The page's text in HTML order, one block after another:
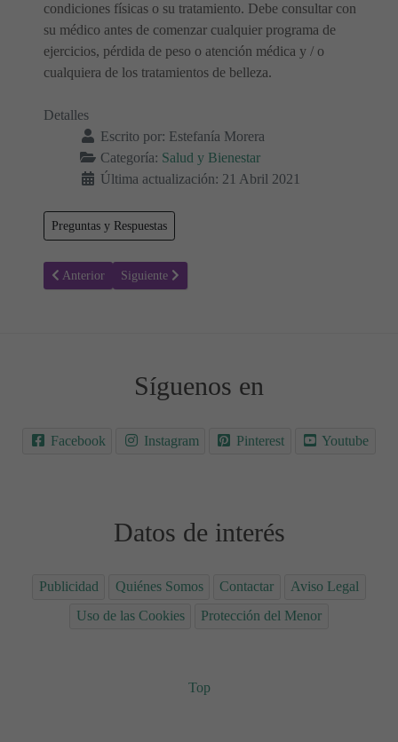
condiciones físicas o su tratamiento. Debe consultar con
su médico antes de comenzar cualquier programa de
ejercicios, pérdida de peso o atención médica y / o
cualquiera de los tratamientos de belleza.
Detalles
Escrito por: Estefanía Morera
Categoría: Salud y Bienestar
Última actualización: 21 Abril 2021
Preguntas y Respuestas
Artículo anterior: Enfermedad de Crohn - Causas, Síntomas y
Anterior Artículo siguiente: Caries dentales en niños pequeños
Siguiente
Síguenos en
Facebook Instagram Pinterest Youtube
Datos de interés
Publicidad Quiénes Somos Contactar
Aviso Legal
Uso de las Cookies
Protección del Menor
Top